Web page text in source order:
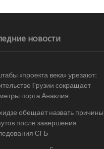
новости
«проекта века» урезают:
Грузии сокращает
порта Анаклия
обещает назвать причины
после завершения
СГБ